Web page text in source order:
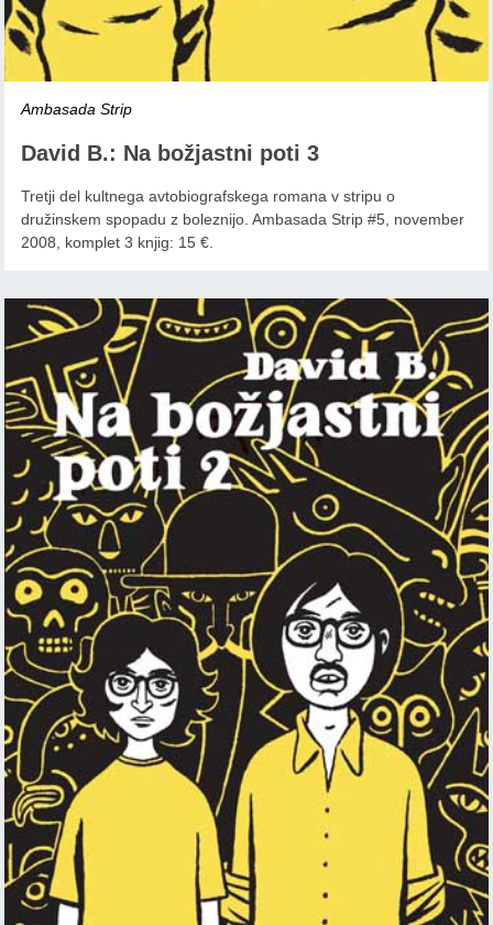
Ambasada Strip
David B.: Na božjastni poti 3
Tretji del kultnega avtobiografskega romana v stripu o
družinskem spopadu z boleznijo. Ambasada Strip #5, november
2008, komplet 3 knjig: 15 €.